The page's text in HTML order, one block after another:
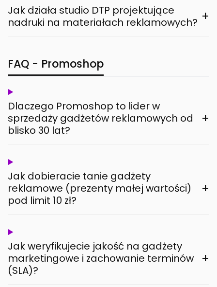
Jak działa studio DTP projektujące
nadruki na materiałach reklamowych? +
FAQ - Promoshop
Dlaczego Promoshop to lider w
sprzedaży gadżetów reklamowych od
blisko 30 lat?
+
Jak dobieracie tanie gadżety
reklamowe (prezenty małej wartości)
pod limit 10 zł?
+
Jak weryfikujecie jakość na gadżety
marketingowe i zachowanie terminów
(SLA)?
+